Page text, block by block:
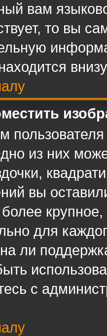
вам
то вы
пользователя
из них
вы
для
ли
с